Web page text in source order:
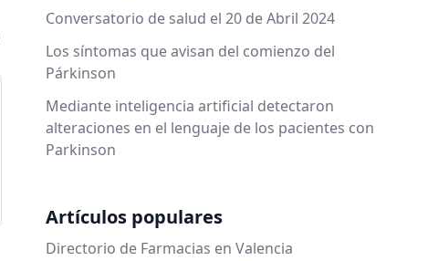
Conversatorio de salud el 20 de Abril 2024
Los síntomas que avisan del comienzo del
Párkinson
Mediante inteligencia artificial detectaron
alteraciones en el lenguaje de los pacientes con
Parkinson
Artículos populares
Directorio de Farmacias en Valencia